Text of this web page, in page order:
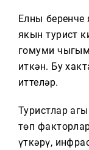
Елның
якын турист
гомуми
иткән. Бу
иттеләр.
Туристлар
төп
үткәрү,